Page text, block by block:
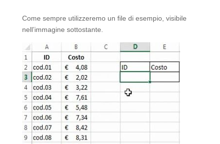
Come sempre utilizzeremo un file di esempio, visibile
nell’immagine sottostante.